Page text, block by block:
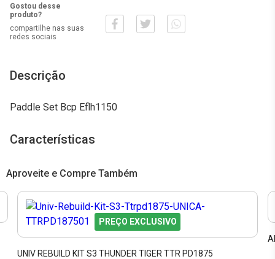
Gostou desse
produto?
compartilhe nas suas
redes sociais
Descrição
Paddle Set Bcp Eflh1150
Características
Aproveite e Compre Também
PREÇO EXCLUSIVO
UNIV REBUILD KIT S3 THUNDER TIGER TTR PD1875